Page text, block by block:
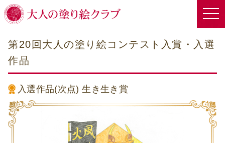
第20回大人の塗り絵コンテスト入賞・入選
作品
入選作品(次点)生き生き賞